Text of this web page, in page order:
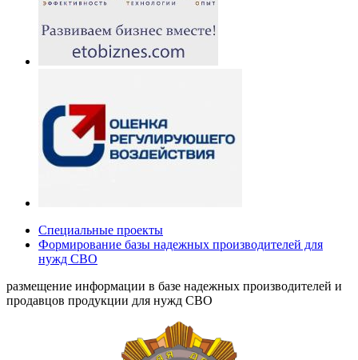
Специальные проекты
Формирование базы надежных производителей для
нужд СВО
размещение информации в базе надежных производителей и
продавцов продукции для нужд СВО